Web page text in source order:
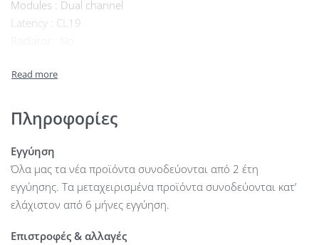
Modules : Dual channel
Latency : CL19
Πληροφορίες
Εγγύηση
Όλα μας τα νέα προϊόντα συνοδεύονται από 2 έτη
εγγύησης. Τα μεταχειρισμένα προϊόντα συνοδεύονται κατ’
ελάχιστον από 6 μήνες εγγύηση.
Επιστροφές & αλλαγές